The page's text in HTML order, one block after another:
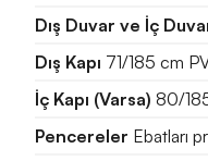
Dış Duvar ve İç
Dış Kapı 71/185 cm
İç Kapı (Varsa) 80/
Pencereler Ebatları